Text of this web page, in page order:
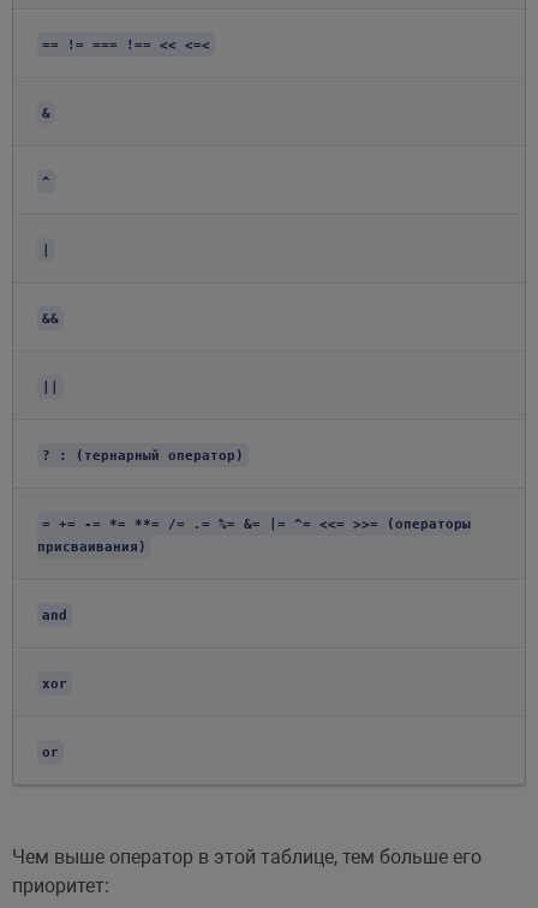
== != === !== << <=<
&
^
|
&&
||
? : (тернарный оператор)
= += -= *= **= /= .= %= &= |= ^= <<= >>= (операторы
присваивания)
and
xor
or
Чем выше оператор в этой таблице, тем больше его
приоритет: